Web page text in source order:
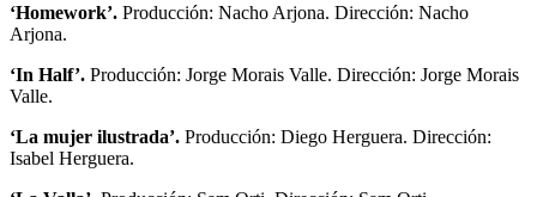
‘Homework’. Producción: Nacho Arjona. Dirección: Nacho
Arjona.
‘In Half’. Producción: Jorge Morais Valle. Dirección: Jorge Morais
Valle.
‘La mujer ilustrada’. Producción: Diego Herguera. Dirección:
Isabel Herguera.